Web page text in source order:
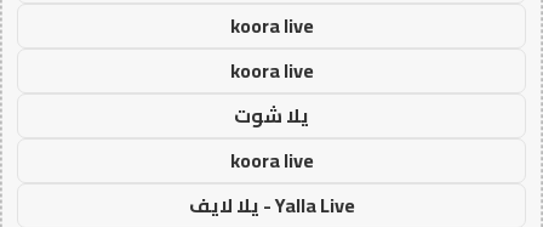
koora live
koora live
يلا شوت
koora live
Yalla Live - يلا لايف